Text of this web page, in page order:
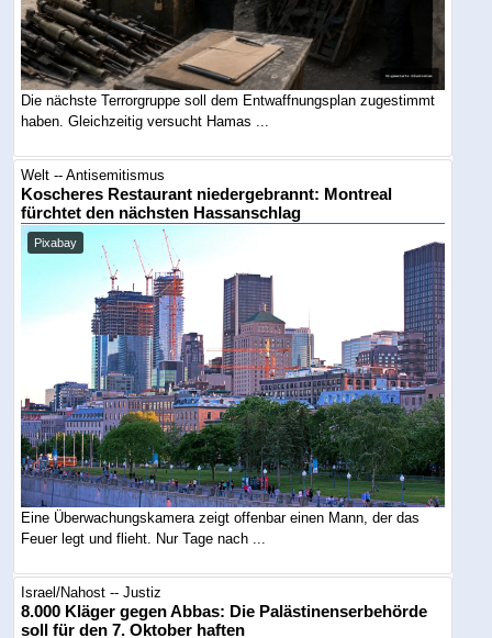
Die nächste Terrorgruppe soll dem Entwaffnungsplan zugestimmt
haben. Gleichzeitig versucht Hamas ...
Welt -- Antisemitismus
Koscheres Restaurant niedergebrannt: Montreal
fürchtet den nächsten Hassanschlag
Pixabay
Eine Überwachungskamera zeigt offenbar einen Mann, der das
Feuer legt und flieht. Nur Tage nach ...
Israel/Nahost -- Justiz
8.000 Kläger gegen Abbas: Die Palästinenserbehörde
soll für den 7. Oktober haften